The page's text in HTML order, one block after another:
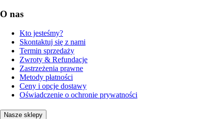
O nas
Kto jesteśmy?
Skontaktuj się z nami
Termin sprzedaży
Zwroty & Refundacje
Zastrzeżenia prawne
Metody płatności
Ceny i opcje dostawy
Oświadczenie o ochronie prywatności
Nasze sklepy